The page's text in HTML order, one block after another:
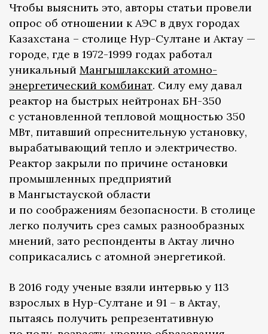
Чтобы выяснить это, авторы статьи провели
опрос об отношении к АЭС в двух городах
Казахстана – столице Нур-Султане и Актау —
городе, где в 1972-1999 годах работал
уникальный Мангышлакский атомно-
энергетический комбинат. Силу ему давал
реактор на быстрых нейтронах БН-350
с установленной тепловой мощностью 350
МВт, питавший опреснительную установку,
вырабатывающий тепло и электричество.
Реактор закрыли по причине остановки
промышленных предприятий
в Мангыстауской области
и по соображениям безопасности. В столице
легко получить срез самых разнообразных
мнений, зато респонденты в Актау лично
соприкасались с атомной энергетикой.
В 2016 году ученые взяли интервью у 113
взрослых в Нур-Султане и 91 – в Актау,
пытаясь получить репрезентативную